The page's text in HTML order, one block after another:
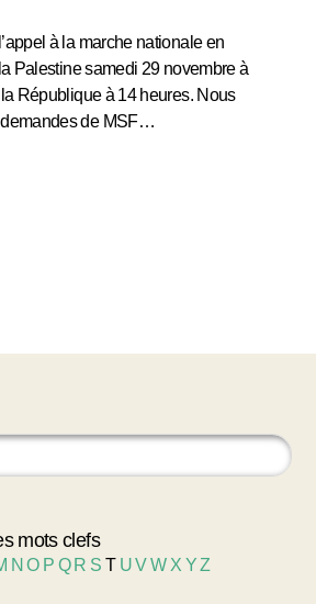
à la marche nationale en
Palestine samedi 29 novembre à
République à 14 heures. Nous
de MSF…
mots clefs
NO P Q R S T UVW X YZ